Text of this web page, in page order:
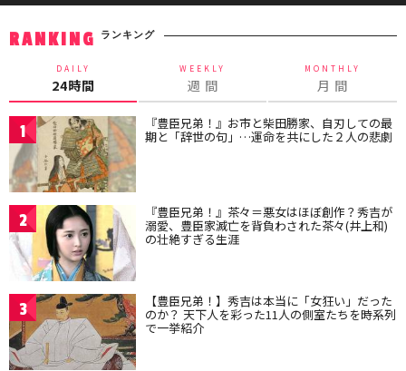
RANKING ランキング
DAILY
24時間
WEEKLY
週 間
MONTHLY
月 間
1 『豊臣兄弟！』お市と柴田勝家、自刃しての最
期と「辞世の句」…運命を共にした２人の悲劇
2 『豊臣兄弟！』茶々＝悪女はほぼ創作？秀吉が
溺愛、豊臣家滅亡を背負わされた茶々(井上和)
の壮絶すぎる生涯
3 【豊臣兄弟！】秀吉は本当に「女狂い」だった
のか？ 天下人を彩った11人の側室たちを時系列
で一挙紹介